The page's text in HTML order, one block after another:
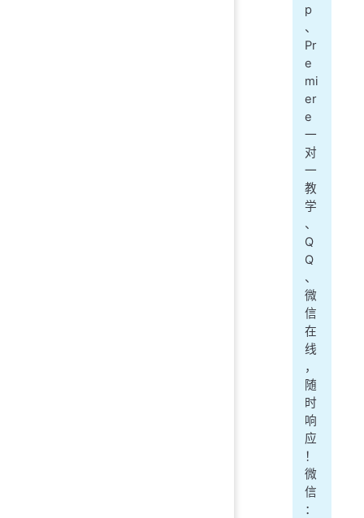
p
、
Pr
e
mi
er
e
一
对
一
教
学
、
Q
Q
、
微
信
在
线
，
随
时
响
应
！
微
信
：